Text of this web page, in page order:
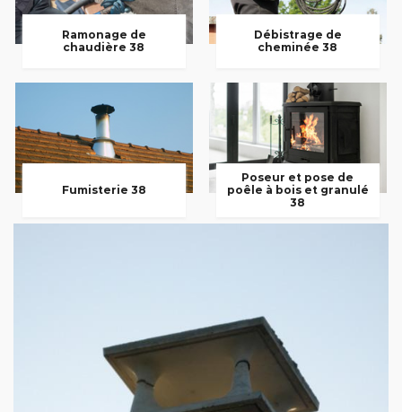
Ramonage de
chaudière 38
Débistrage de
cheminée 38
Fumisterie 38
Poseur et pose de
poêle à bois et granulé
38